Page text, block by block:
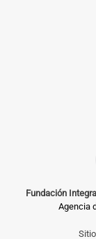
Fundación
Agencia